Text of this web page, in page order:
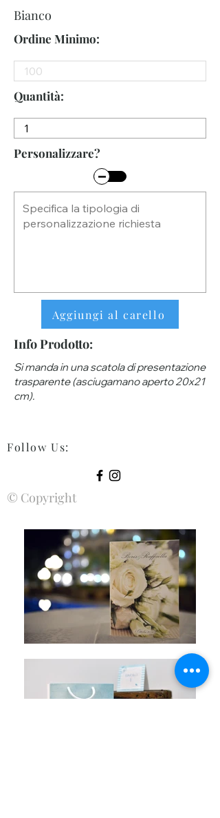
Bianco
Ordine Minimo:
Quantità:
Personalizzare?
Aggiungi al carello
Info Prodotto:
Si manda in una scatola di presentazione
trasparente (asciugamano aperto 20x21
cm).
Follow Us:
© Copyright